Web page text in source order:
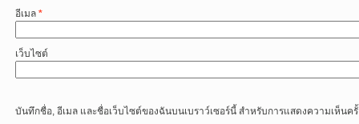
อีเมล *
เว็บไซต์
บันทึกชื่อ, อีเมล และชื่อเว็บไซต์ของฉันบนเบราว์เซอร์นี้ สำหรับการแสดงความเห็นค